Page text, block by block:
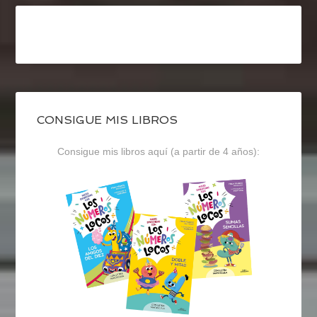
CONSIGUE MIS LIBROS
Consigue mis libros aquí (a partir de 4 años):